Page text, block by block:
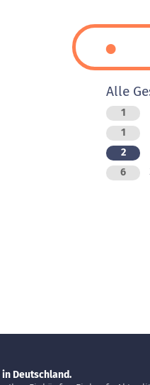
Alle
1
1
2
6
Deutschland.